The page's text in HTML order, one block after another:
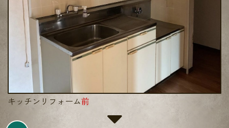
キッチンリフォーム前